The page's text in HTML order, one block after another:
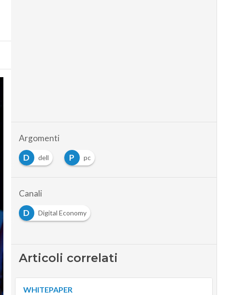
Argomenti
D
dell P pc
Canali
D
Digital Economy
Articoli correlati
WHITEPAPER